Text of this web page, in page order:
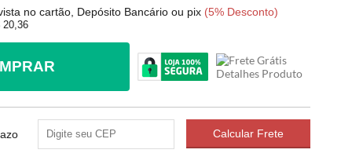
no cartão, Depósito Bancário ou pix (5% Desconto)
20,36